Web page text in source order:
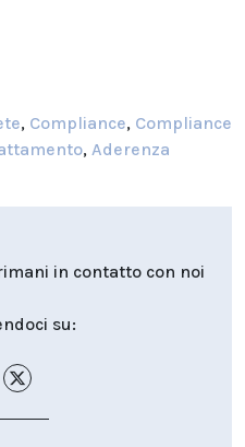
, Compliance, Compliance
, Aderenza
in contatto con noi
su: